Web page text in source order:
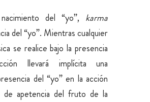
del “yo”, karma
del “yo”. Mientras cualquier
se realice bajo la presencia
llevará implícita una
del “yo” en la acción
de apetencia del fruto de la